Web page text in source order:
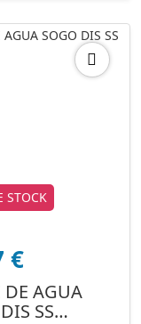
STOCK
€
DE AGUA
SS